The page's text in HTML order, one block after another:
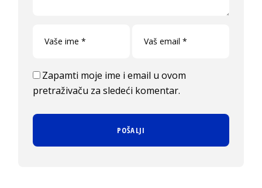
Zapamti moje ime i email u ovom
pretraživaču za sledeći komentar.